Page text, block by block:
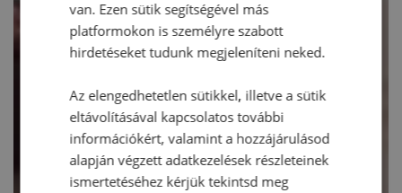
van. Ezen sütik segítségével más
platformokon is személyre szabott
hirdetéseket tudunk megjeleníteni neked.
Az elengedhetetlen sütikkel, illetve a sütik
eltávolításával kapcsolatos további
információkért, valamint a hozzájárulásod
alapján végzett adatkezelések részleteinek
ismertetéséhez kérjük tekintsd meg